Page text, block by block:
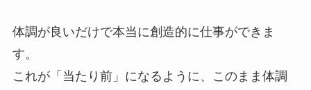
体調が良いだけで本当に創造的に仕事ができま
す。
これが「当たり前」になるように、このまま体調